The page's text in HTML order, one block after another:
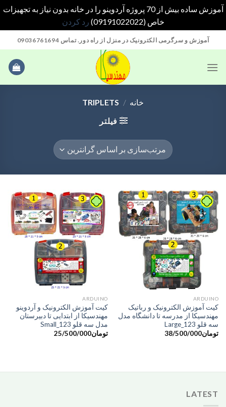
آموزش ساده بیش از 70 پروژه آردوینو را در خانه بدون نیاز به تجهیزات
خاص (09191022022)
رد کردن
to
آموزش و سرگرمی الکترونیک در منزل از راه دور. تماس 09036761694
خانه /
فیلتر
ARDUINO
کیت آموزش الکترونیک و رباتیک
مهندسیکا از مدرسه تا دانشگاه مدل
سه قلو Large_123
تومان38/500/000
کیت آموزش الکترونیک و آردوینو
مهندسیکا از ابتدایی تا دبیرستان
مدل سه قلو Small_123
تومان25/500/000
LATEST